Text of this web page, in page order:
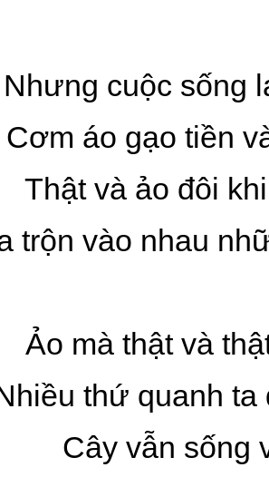
Nhưng cuộc sống
Cơm áo gạo tiền
Thật và ảo đôi
trộn vào nhau
Ảo mà thật và
thứ quanh
Cây vẫn sống